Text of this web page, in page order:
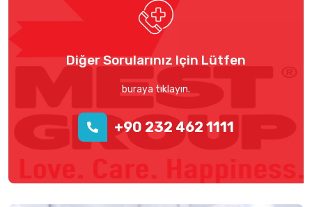
Diğer Sorularınız Için Lütfen
buraya tıklayın.
+90 232 462 1111